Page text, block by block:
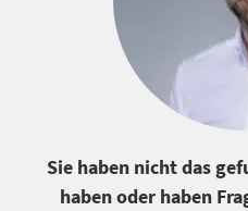
Sie haben nicht das
haben oder haben